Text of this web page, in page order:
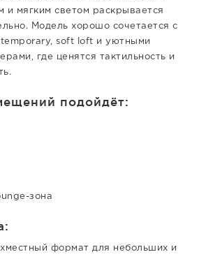
и мягким светом раскрывается
Модель хорошо сочетается с
soft loft и уютными
где ценятся тактильность и
подойдёт:
зона
формат для небольших и